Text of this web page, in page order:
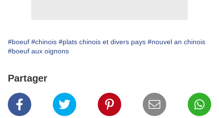
#boeuf #chinois #plats chinois et divers pays #nouvel an chinois
#boeuf aux oignons
Partager